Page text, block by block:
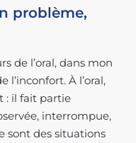
problème,
de l’oral, dans mon
l’inconfort. À l’oral,
: il fait partie
interrompue,
sont des situations